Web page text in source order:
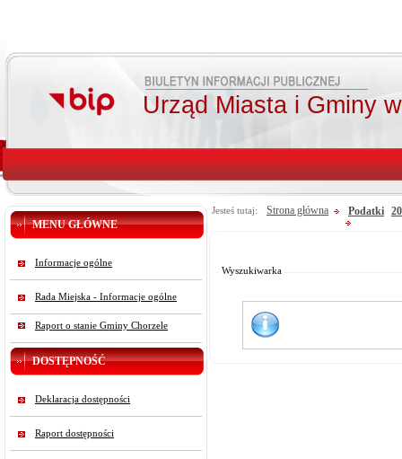
Urząd Miasta i Gminy
MENU GŁÓWNE
Informacje ogólne
Rada Miejska - Informacje ogólne
Raport o stanie Gminy Chorzele
DOSTĘPNOŚĆ
Deklaracja dostępności
Raport dostępności
Jesteś tutaj: Strona główna Podatki
Wyszukiwarka